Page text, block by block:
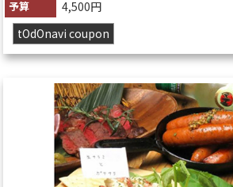
予算
4,500円
tOdOnavi coupon